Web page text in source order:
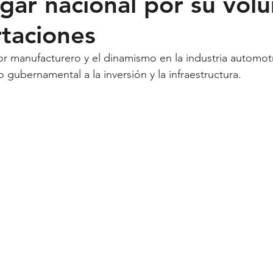
Pequeño País
Roo SLP Salud UASLP Congreso
gubernamental a la inversión y la infraestructura.